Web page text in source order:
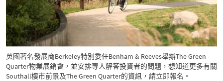
英國著名發展商Berkeley特別委任Benham & Reeves舉辦The Green
Quarter物業展銷會，並安排專人解答投資者的問題，想知道更多有關
Southall樓市前景及The Green Quarter的資訊，請立即報名。